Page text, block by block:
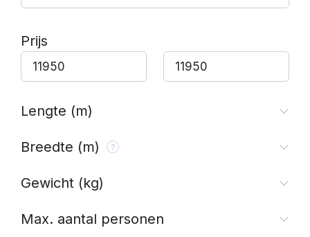
Prijs
Lengte (m)
Breedte (m)
Gewicht (kg)
Max. aantal personen